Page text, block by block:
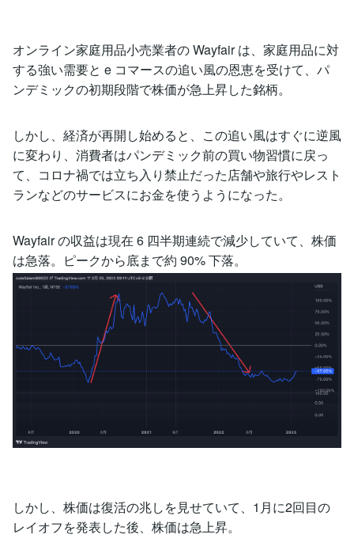
オンライン家庭用品小売業者の Wayfair は、家庭用品に対
する強い需要と e コマースの追い風の恩恵を受けて、パ
ンデミックの初期段階で株価が急上昇した銘柄。
しかし、経済が再開し始めると、この追い風はすぐに逆風
に変わり、消費者はパンデミック前の買い物習慣に戻っ
て、コロナ禍では立ち入り禁止だった店舗や旅行やレスト
ランなどのサービスにお金を使うようになった。
Wayfair の収益は現在 6 四半期連続で減少していて、株価
は急落。ピークから底まで約 90% 下落。
しかし、株価は復活の兆しを見せていて、1月に2回目の
レイオフを発表した後、株価は急上昇。